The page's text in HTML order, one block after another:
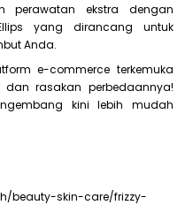
perawatan ekstra dengan
yang dirancang untuk
Anda.
e-commerce terkemuka
dan rasakan perbedaannya!
kini lebih mudah
beauty-skin-care/frizzy-